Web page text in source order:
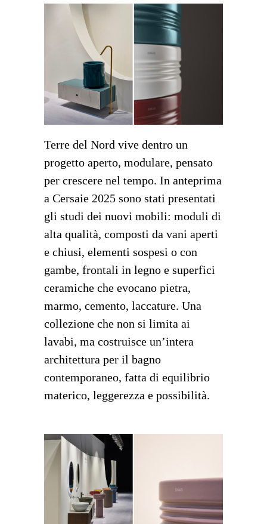
Terre del Nord vive dentro un
progetto aperto, modulare, pensato
per crescere nel tempo. In anteprima
a Cersaie 2025 sono stati presentati
gli studi dei nuovi mobili: moduli di
alta qualità, composti da vani aperti
e chiusi, elementi sospesi o con
gambe, frontali in legno e superfici
ceramiche che evocano pietra,
marmo, cemento, laccature. Una
collezione che non si limita ai
lavabi, ma costruisce un’intera
architettura per il bagno
contemporaneo, fatta di equilibrio
materico, leggerezza e possibilità.